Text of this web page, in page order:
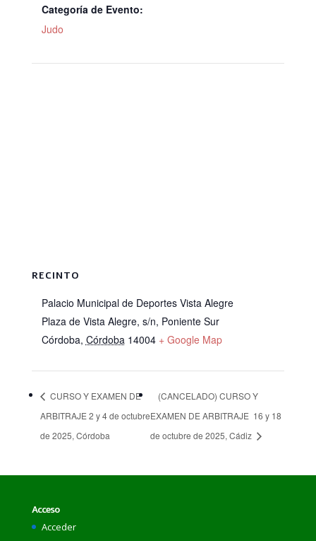
Categoría de Evento:
Judo
RECINTO
Palacio Municipal de Deportes Vista Alegre
Plaza de Vista Alegre, s/n, Poniente Sur
Córdoba, Córdoba 14004 + Google Map
CURSO Y EXAMEN DE
ARBITRAJE 2 y 4 de octubre
de 2025, Córdoba
(CANCELADO) CURSO Y
EXAMEN DE ARBITRAJE 16 y 18
de octubre de 2025, Cádiz
Acceso
Acceder